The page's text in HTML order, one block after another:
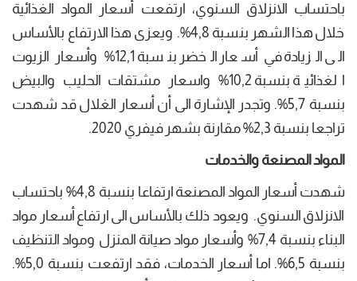
باحتساب الانزلاق السنوي، ارتفعت أسعار المواد الغذائية
خلال هذا الشهر بنسبة 4,8%. ويعزى هذا الارتفاع بالأساس
الى الزيادة في أسعار الخضر بنسبة 12,1% وأسعار الزيوت
الغذائية بنسبة 10,2% واسعار مشتقات الحليب والبيض
بنسبة 5,7%. وتجدر الإشارة الى أن أسعار الغلال قد شهدت
تراجعا بنسبة 2,3% مقارنة بشهر فيفري 2020.
المواد المصنعة والخدمات
شهدت أسعار المواد المصنعة ارتفاعا بنسبة 4,8% باحتساب
الانزلاق السنوي. ويعود ذلك بالأساس الى ارتفاع أسعار مواد
البناء بنسبة 7,4% وأسعار مواد صيانة المنزل ومواد التنظيف
بنسبة 6,5%. اما أسعار الخدمات، فقد ارتفعت بنسبة 5,0%.